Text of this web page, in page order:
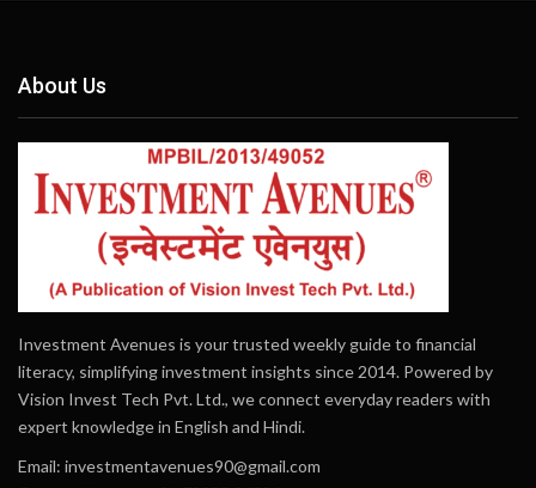
About Us
Investment Avenues is your trusted weekly guide to financial
literacy, simplifying investment insights since 2014. Powered by
Vision Invest Tech Pvt. Ltd., we connect everyday readers with
expert knowledge in English and Hindi.
Email: investmentavenues90@gmail.com